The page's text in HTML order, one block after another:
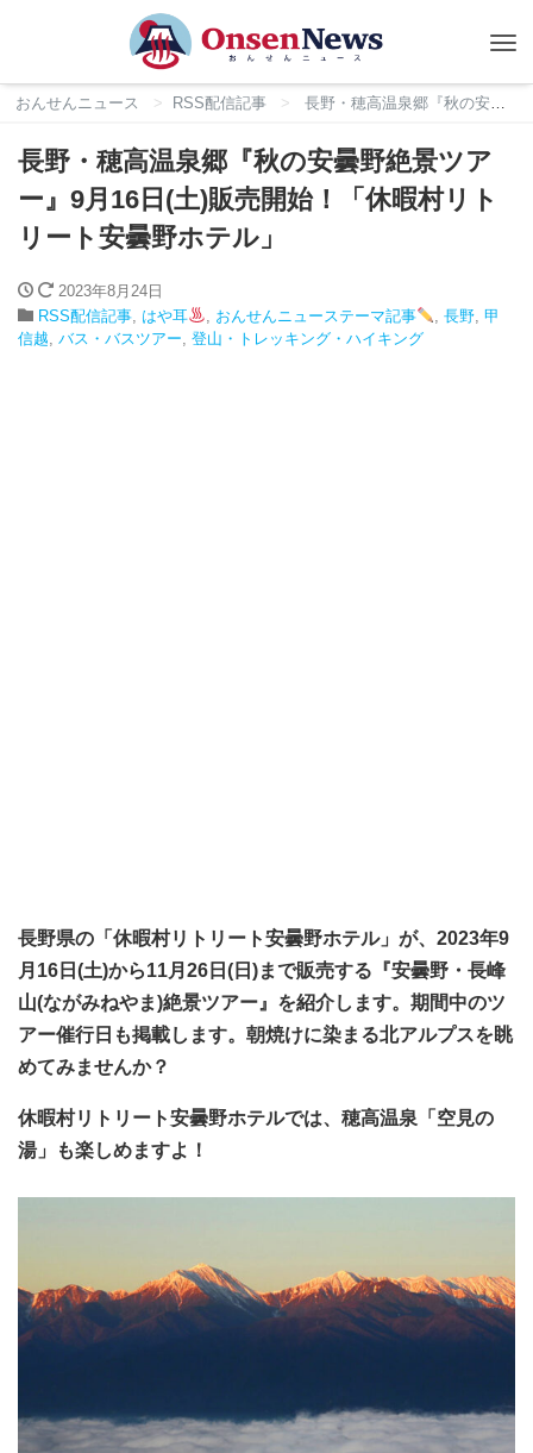
おんせんニュース RSS配信記事 長野・穂高温泉郷『秋の安曇野絶景ツアー』9月16日(土)販売開始！「休暇村リトリート安曇野ホテル」
長野・穂高温泉郷『秋の安曇野絶景ツア
ー』9月16日(土)販売開始！「休暇村リト
リート安曇野ホテル」
2023年8月24日
RSS配信記事, はや耳 , おんせんニューステーマ記事 , 長野, 甲
信越, バス・バスツアー, 登山・トレッキング・ハイキング
長野県の「休暇村リトリート安曇野ホテル」が、2023年9
月16日(土)から11月26日(日)まで販売する『安曇野・長峰
山(ながみねやま)絶景ツアー』を紹介します。期間中のツ
アー催行日も掲載します。朝焼けに染まる北アルプスを眺
めてみませんか？
休暇村リトリート安曇野ホテルでは、穂高温泉「空見の
湯」も楽しめますよ！